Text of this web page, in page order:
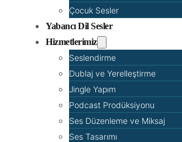
Çocuk Sesler
Yabancı Dil Sesler
Hizmetlerimiz
Seslendirme
Dublaj ve Yerelleştirme
Jingle Yapım
Podcast Prodüksiyonu
Ses Düzenleme ve Miksaj
Ses Tasarımı